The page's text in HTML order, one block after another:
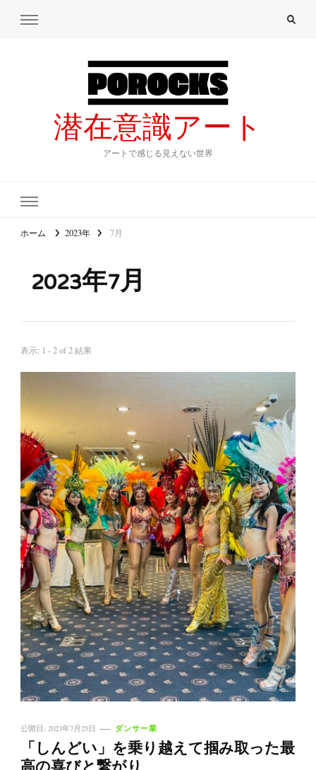
潜在意識アート
アートで感じる見えない世界
ホーム 2023年 7月
2023年7月
表示: 1 - 2 of 2 結果
公開日: 2023年7月25日 ダンサー業
「しんどい」を乗り越えて掴み取った最